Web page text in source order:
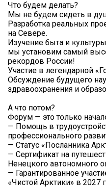
Что будем делать?
Мы не будем сидеть в
Разработка реальных
на Севере.
Изучение быта и
мы установим самый
рекордов России!
Участие в легендарной
Обсуждение будущего
здравоохранения и
А что потом?
Форум — это только
— Помощь в
профессионального
— Статус «Посланника
— Сертификат на
Ненецкого автономного
— Гарантированное
«Чистой Арктики» в 2027